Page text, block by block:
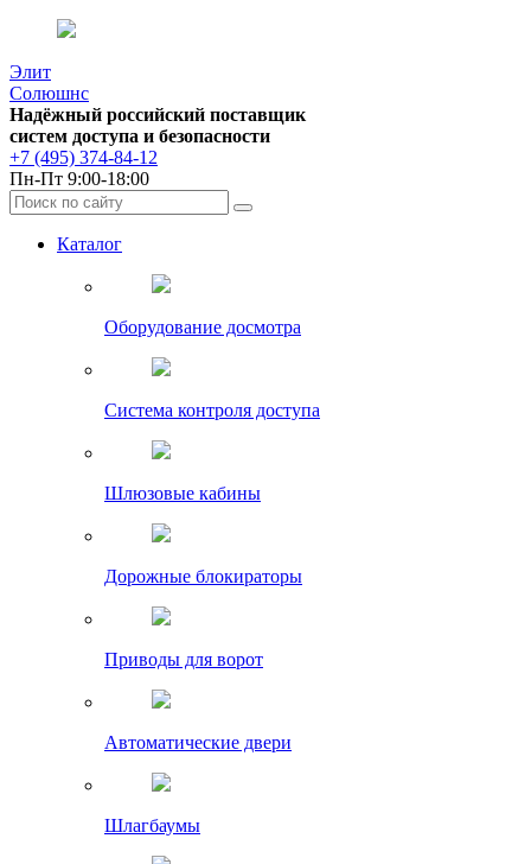
Элит
Солюшнс
Надёжный российский поставщик
систем доступа и безопасности
+7 (495) 374-84-12
Пн-Пт 9:00-18:00
Каталог
Оборудование досмотра
Система контроля доступа
Шлюзовые кабины
Дорожные блокираторы
Приводы для ворот
Автоматические двери
Шлагбаумы